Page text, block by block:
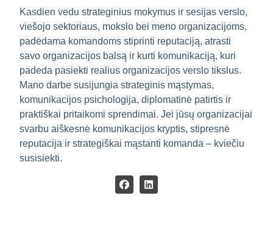
Kasdien vedu strateginius mokymus ir sesijas verslo,
viešojo sektoriaus, mokslo bei meno organizacijoms,
padėdama komandoms stiprinti reputaciją, atrasti
savo organizacijos balsą ir kurti komunikaciją, kuri
padeda pasiekti realius organizacijos verslo tikslus.
Mano darbe susijungia strateginis mąstymas,
komunikacijos psichologija, diplomatinė patirtis ir
praktiškai pritaikomi sprendimai. Jei jūsų organizacijai
svarbu aiškesnė komunikacijos kryptis, stipresnė
reputacija ir strategiškai mąstanti komanda – kviečiu
susisiekti.